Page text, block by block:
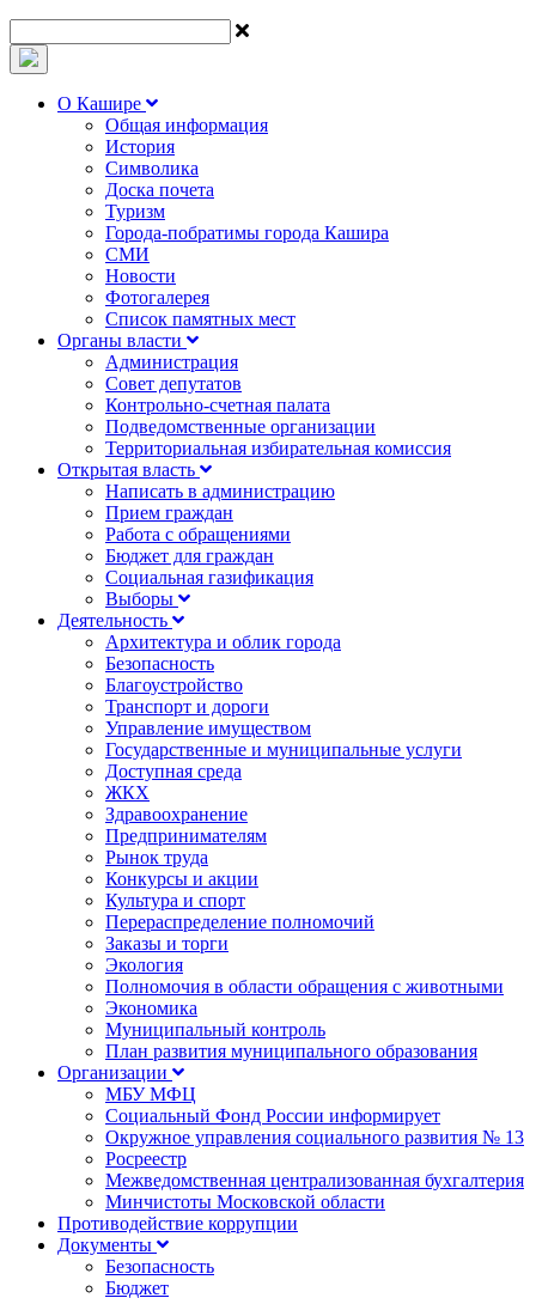
О Кашире
Общая информация
История
Символика
Доска почета
Туризм
Города-побратимы города Кашира
СМИ
Новости
Фотогалерея
Список памятных мест
Органы власти
Администрация
Совет депутатов
Контрольно-счетная палата
Подведомственные организации
Территориальная избирательная комиссия
Открытая власть
Написать в администрацию
Прием граждан
Работа с обращениями
Бюджет для граждан
Социальная газификация
Выборы
Деятельность
Архитектура и облик города
Безопасность
Благоустройство
Транспорт и дороги
Управление имуществом
Государственные и муниципальные услуги
Доступная среда
ЖКХ
Здравоохранение
Предпринимателям
Рынок труда
Конкурсы и акции
Культура и спорт
Перераспределение полномочий
Заказы и торги
Экология
Полномочия в области обращения с животными
Экономика
Муниципальный контроль
План развития муниципального образования
Организации
МБУ МФЦ
Социальный Фонд России информирует
Окружное управления социального развития № 13
Росреестр
Межведомственная централизованная бухгалтерия
Минчистоты Московской области
Противодействие коррупции
Документы
Безопасность
Бюджет